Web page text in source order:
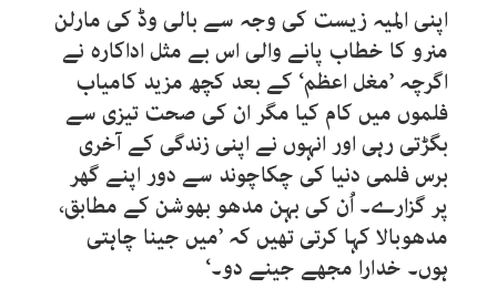
اپنی المیہ زیست کی وجہ سے بالی وڈ کی مارلن
منرو کا خطاب پانے والی اس بے مثل اداکارہ نے
اگرچہ ’مغل اعظم‘ کے بعد کچھ مزید کامیاب
فلموں میں کام کیا مگر ان کی صحت تیزی سے
بگڑتی رہی اور انہوں نے اپنی زندگی کے آخری
برس فلمی دنیا کی چکاچوند سے دور اپنے گھر
پر گزارے۔ اُن کی بہن مدھو بھوشن کے مطابق،
مدھوبالا کہا کرتی تھیں کہ ’میں جینا چاہتی
ہوں۔ خدارا مجھے جینے دو۔‘